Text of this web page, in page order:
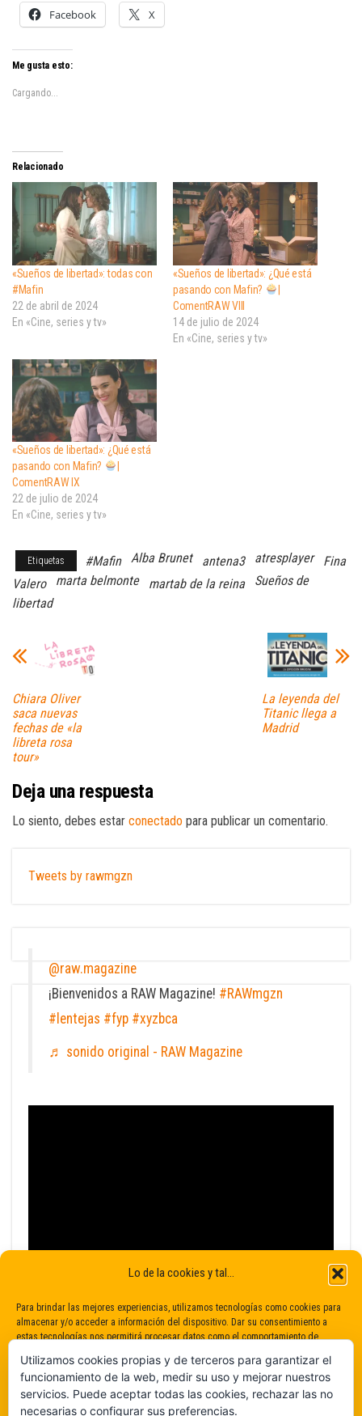
Lo de la cookies y tal...
Para brindar las mejores experiencias, utilizamos tecnologías como cookies para
almacenar y/o acceder a información del dispositivo. Dar su consentimiento a
estas tecnologías nos permitirá procesar datos como el comportamiento de
consentimiento puede afectar negativamente a determinadas características y
funciones.
Facebook X
Me gusta esto:
Cargando...
Relacionado
«Sueños de libertad»: todas con
#Mafin
22 de abril de 2024
En «Cine, series y tv»
«Sueños de libertad»: ¿Qué está
pasando con Mafin?
ComentRAW VIII
14 de julio de 2024
En «Cine, series y tv»
«Sueños de libertad»: ¿Qué está
pasando con Mafin?
ComentRAW IX
22 de julio de 2024
En «Cine, series y tv»
Etiquetas #Mafin Alba Brunet antena3 atresplayer
Fina
Valero
marta belmonte martab de la reina
Sueños de
libertad
Chiara Oliver
saca nuevas
fechas de «la
libreta rosa
tour»
La leyenda del
Titanic llega a
Madrid
Deja una respuesta
Lo siento, debes estar conectado para publicar un comentario.
Tweets by rawmgzn
@raw.magazine
¡Bienvenidos a RAW Magazine! #RAWmgzn
#lentejas #fyp #xyzbca
♬ sonido original - RAW Magazine
Utilizamos cookies propias y de terceros para garantizar el
funcionamiento de la web, medir su uso y mejorar nuestros
servicios. Puede aceptar todas las cookies, rechazar las no
necesarias o configurar sus preferencias.